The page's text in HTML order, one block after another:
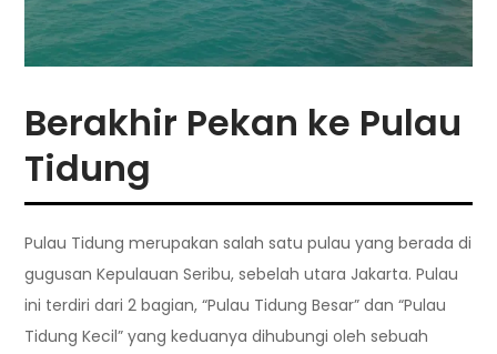
Berakhir Pekan ke Pulau
Tidung
Pulau Tidung merupakan salah satu pulau yang berada di
gugusan Kepulauan Seribu, sebelah utara Jakarta. Pulau
ini terdiri dari 2 bagian, “Pulau Tidung Besar” dan “Pulau
Tidung Kecil” yang keduanya dihubungi oleh sebuah